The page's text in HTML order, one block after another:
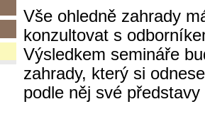
Vše ohledně zahrady
konzultovat s
Výsledkem semináře
zahrady, který si
podle něj své